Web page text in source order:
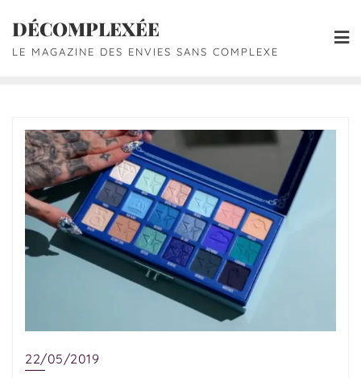
DÉCOMPLEXÉE
LE MAGAZINE DES ENVIES SANS COMPLEXE
22/05/2019